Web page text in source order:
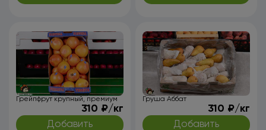
Грейпфрут крупный, премиум
310 ₽/кг
Добавить
Груша Аббат
310 ₽/кг
Добавить